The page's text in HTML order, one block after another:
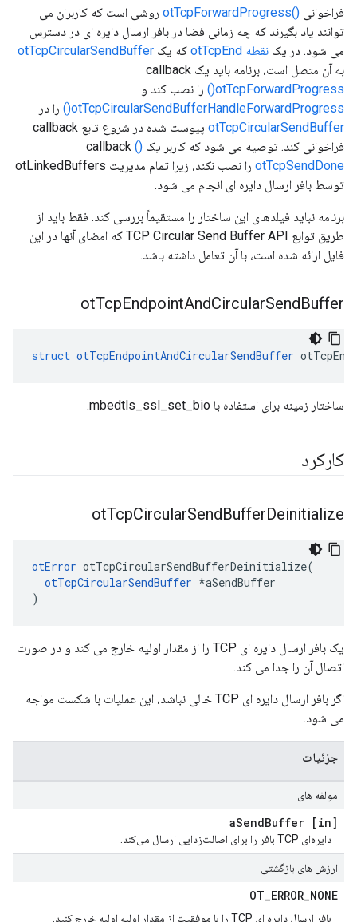
فراخوانی ()otTcpForwardProgress
روشی است که کاربران می
توانند یاد بگیرند که چه زمانی فضا در بافر ارسال دایره ای در دسترس
می شود. در یک نقطه otTcpEnd که یک otTcpCircularSendBuffer
به آن متصل است، برنامه باید یک callback
()otTcpForwardProgress را نصب کند و
otTcpCircularSendBufferHandleForwardProgress()
را در
otTcpCircularSendBuffer
پیوست شده در شروع تابع callback
فراخوانی کند. توصیه می شود که کاربر یک callback ()
otTcpSendDone
را نصب نکند، زیرا تمام مدیریت otLinkedBuffers
توسط بافر ارسال دایره ای انجام می شود.
برنامه نباید فیلدهای این ساختار را مستقیماً بررسی کند. فقط باید از
طریق توابع TCP Circular Send Buffer API که امضای آنها در این
فایل ارائه شده است، با آن تعامل داشته باشد.
otTcpEndpointAndCircularSendBuffer
struct otTcpEndpointAndCircularSendBuffer
ساختار زمینه برای استفاده با mbedtls_ssl_set_bio.
کارکرد
otTcpCircularSendBufferDeinitialize
otError otTcpCircularSendBufferDeinitialize(
otTcpCircularSendBuffer *aSendBuffer
)
یک بافر ارسال دایره ای TCP را از مقدار اولیه خارج می کند و در صورت
اتصال آن را جدا می کند.
اگر بافر ارسال دایره ای TCP خالی نباشد، این عملیات با شکست مواجه
می شود.
جزئیات
مولفه های
[in] a
SendBuffer
دایره‌ای TCP بافر را برای اصالت‌زدایی ارسال می‌کند.
ارزش های بازگشتی
OT_ERROR_NONE
بافر ارسال دایره ای TCP را با موفقیت از مقدار اولیه اولیه خارج کنید.